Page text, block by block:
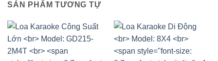
SẢN PHẨM TƯƠNG TỰ